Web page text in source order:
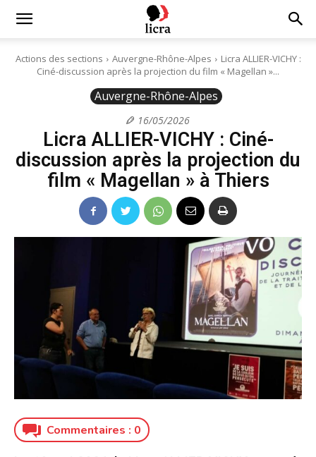
Licra
Actions des sections Auvergne-Rhône-Alpes
Licra ALLIER-VICHY :
Ciné-discussion après la projection du film « Magellan »...
Auvergne-Rhône-Alpes
16/05/2026
Licra ALLIER-VICHY : Ciné-
discussion après la projection du
film « Magellan » à Thiers
Commentaires : 0